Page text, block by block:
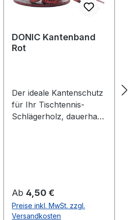
DONIC Kantenband
Rot
Der ideale Kantenschutz
für Ihr Tischtennis-
Schlägerholz, dauerhaft
Regulärer Preis:
Ab4,50 €
Preise inkl. MwSt. zzgl.
Versandkosten